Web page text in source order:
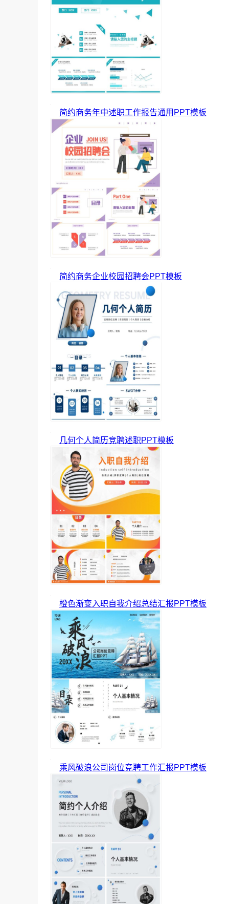
简约商务年中述职工作报告通用PPT模板
简约商务企业校园招聘会PPT模板
几何个人简历竞聘述职PPT模板
橙色渐变入职自我介绍总结汇报PPT模板
乘风破浪公司岗位竞聘工作汇报PPT模板